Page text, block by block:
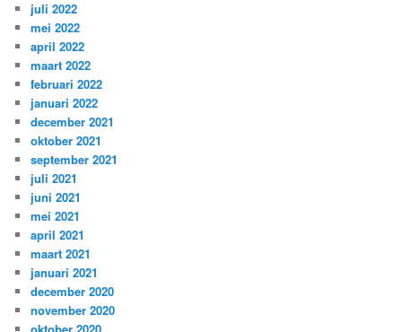
juli 2022
mei 2022
april 2022
maart 2022
februari 2022
januari 2022
december 2021
oktober 2021
september 2021
juli 2021
juni 2021
mei 2021
april 2021
maart 2021
januari 2021
december 2020
november 2020
oktober 2020